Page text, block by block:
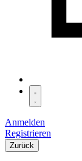
Anmelden
Registrieren
Zurück